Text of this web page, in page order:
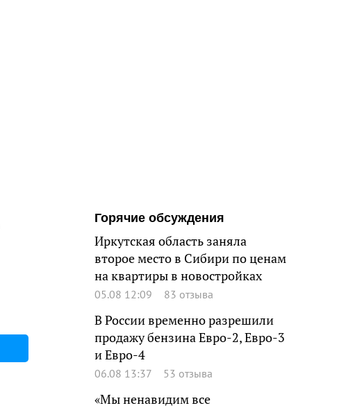
Горячие обсуждения
Иркутская область заняла
второе место в Сибири по ценам
на квартиры в новостройках
05.08 12:09 83 отзыва
В России временно разрешили
продажу бензина Евро-2, Евро-3
и Евро-4
06.08 13:37 53 отзыва
«Мы ненавидим все